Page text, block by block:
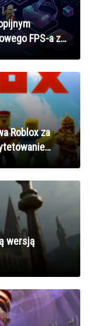
FPS-a z
Roblox za
wersją